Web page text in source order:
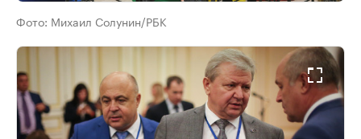
Фото: Михаил Солунин/РБК